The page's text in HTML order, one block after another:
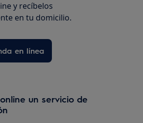
y recíbelos
en tu domicilio.
en línea
un servicio de